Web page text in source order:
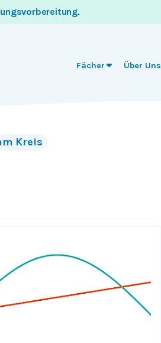
.
Fächer Über Uns
Kreis